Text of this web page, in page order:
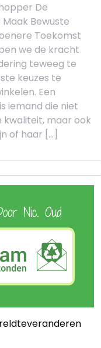
De
Bewuste
Toekomst
we de kracht
teweeg te
keuzes te
Een
iemand die niet
kwaliteit, maar ook
of haar […]